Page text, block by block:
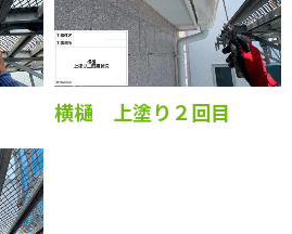
横樋 上塗り２回目